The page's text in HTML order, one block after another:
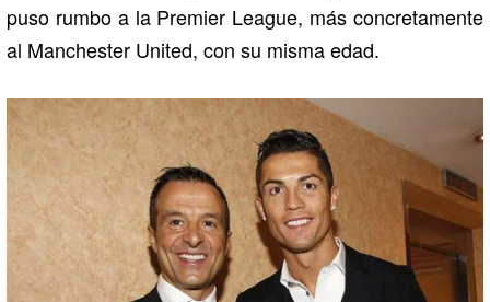
puso rumbo a la Premier League, más concretamente
al Manchester United, con su misma edad.